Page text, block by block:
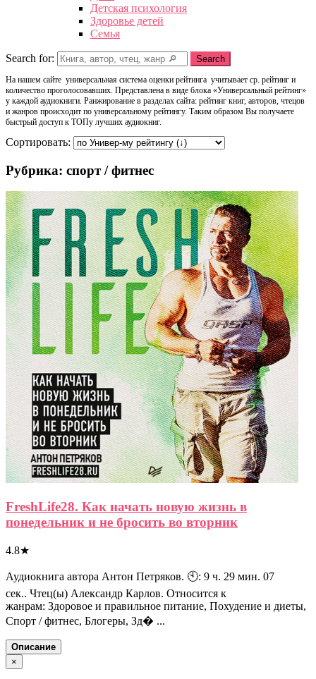
Детская психология
Здоровье детей
Семья
Search for: Search
На нашем сайте универсальная система оценки рейтинга учитывает ср. рейтинг и
количество проголосовавших. Представлена в виде блока «Универсальный рейтинг»
у каждой аудиокниги. Ранжирование в разделах сайта: рейтинг книг, авторов, чтецов
и жанров происходит по универсальному рейтингу. Таким образом Вы получаете
быстрый доступ к ТОПу лучших аудиокниг.
Сортировать:
Рубрика: спорт / фитнес
FreshLife28. Как начать новую жизнь в
понедельник и не бросить во вторник
4.8★
Аудиокнига автора Антон Петряков. 🕙: 9 ч. 29 мин. 07
сек.. Чтец(ы) Александр Карлов. Относится к
жанрам: Здоровое и правильное питание, Похудение и диеты,
Спорт / фитнес, Блогеры, Зд� ...
Описание
×